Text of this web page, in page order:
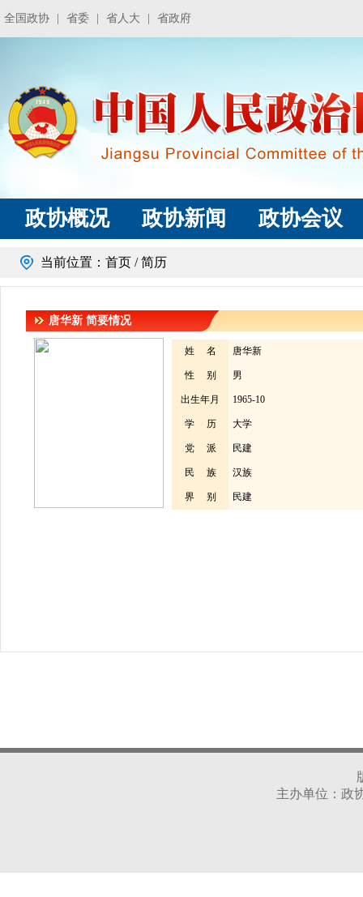
全国政协 省委 省人大 省政府
政协概况 政协新闻 政协会议
当前位置： 首页 / 简历
唐华新 简要情况
姓 名 唐华新
性 别 男
出生年月 1965-10
学 历 大学
党 派 民建
民 族 汉族
界 别 民建
主办单位：